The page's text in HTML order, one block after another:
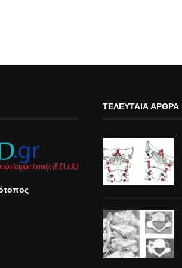
ΤΕΛΕΥΤΑΊΑ ΆΡΘΡΑ